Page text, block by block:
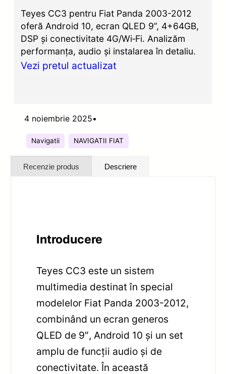
Teyes CC3 pentru Fiat Panda 2003-2012
oferă Android 10, ecran QLED 9”, 4+64GB,
DSP și conectivitate 4G/Wi‑Fi. Analizăm
performanța, audio și instalarea în detaliu.
Vezi pretul actualizat
4 noiembrie 2025•
Navigatii NAVIGATII FIAT
Recenzie produs Descriere
Introducere
Teyes CC3 este un sistem
multimedia destinat în special
modelelor Fiat Panda 2003-2012,
combinând un ecran generos
QLED de 9″, Android 10 și un set
amplu de funcții audio și de
conectivitate. În această